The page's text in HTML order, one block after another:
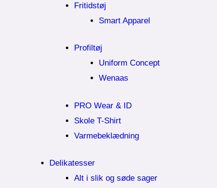
Fritidstøj
Smart Apparel
Profiltøj
Uniform Concept
Wenaas
PRO Wear & ID
Skole T-Shirt
Varmebeklædning
Delikatesser
Alt i slik og søde sager